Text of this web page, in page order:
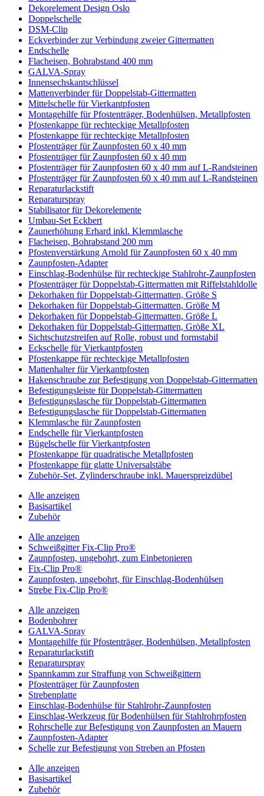
Dekorelement Design Oslo
Doppelschelle
DSM-Clip
Eckverbinder zur Verbindung zweier Gittermatten
Endschelle
Flacheisen, Bohrabstand 400 mm
GALVA-Spray
Innensechskantschlüssel
Mattenverbinder für Doppelstab-Gittermatten
Mittelschelle für Vierkantpfosten
Montagehilfe für Pfostenträger, Bodenhülsen, Metallpfosten
Pfostenkappe für rechteckige Metallpfosten
Pfostenkappe für rechteckige Metallpfosten
Pfostenträger für Zaunpfosten 60 x 40 mm
Pfostenträger für Zaunpfosten 60 x 40 mm
Pfostenträger für Zaunpfosten 60 x 40 mm auf L-Randsteinen
Pfostenträger für Zaunpfosten 60 x 40 mm auf L-Randsteinen
Reparaturlackstift
Reparaturspray
Stabilisator für Dekorelemente
Umbau-Set Eckbert
Zaunerhöhung Erhard inkl. Klemmlasche
Flacheisen, Bohrabstand 200 mm
Pfostenverstärkung Arnold für Zaunpfosten 60 x 40 mm
Zaunpfosten-Adapter
Einschlag-Bodenhülse für rechteckige Stahlrohr-Zaunpfosten
Pfostenträger für Doppelstab-Gittermatten mit Riffelstahldolle
Dekorhaken für Doppelstab-Gittermatten, Größe S
Dekorhaken für Doppelstab-Gittermatten, Größe M
Dekorhaken für Doppelstab-Gittermatten, Größe L
Dekorhaken für Doppelstab-Gittermatten, Größe XL
Sichtschutzstreifen auf Rolle, robust und formstabil
Eckschelle für Vierkantpfosten
Pfostenkappe für rechteckige Metallpfosten
Mattenhalter für Vierkantpfosten
Hakenschraube zur Befestigung von Doppelstab-Gittermatten
Befestigungsleiste für Doppelstab-Gittermatten
Befestigungslasche für Doppelstab-Gittermatten
Befestigungslasche für Doppelstab-Gittermatten
Klemmlasche für Zaunpfosten
Endschelle für Vierkantpfosten
Bügelschelle für Vierkantpfosten
Pfostenkappe für quadratische Metallpfosten
Pfostenkappe für glatte Universalstäbe
Zubehör-Set, Zylinderschraube inkl. Mauerspreizdübel
Alle anzeigen
Basisartikel
Zubehör
Alle anzeigen
Schweißgitter Fix-Clip Pro®
Zaunpfosten, ungebohrt, zum Einbetonieren
Fix-Clip Pro®
Zaunpfosten, ungebohrt, für Einschlag-Bodenhülsen
Strebe Fix-Clip Pro®
Alle anzeigen
Bodenbohrer
GALVA-Spray
Montagehilfe für Pfostenträger, Bodenhülsen, Metallpfosten
Reparaturlackstift
Reparaturspray
Spannkamm zur Straffung von Schweißgittern
Pfostenträger für Zaunpfosten
Strebenplatte
Einschlag-Bodenhülse für Stahlrohr-Zaunpfosten
Einschlag-Werkzeug für Bodenhülsen für Stahlrohrpfosten
Rohrschelle zur Befestigung von Zaunpfosten an Mauern
Zaunpfosten-Adapter
Schelle zur Befestigung von Streben an Pfosten
Alle anzeigen
Basisartikel
Zubehör